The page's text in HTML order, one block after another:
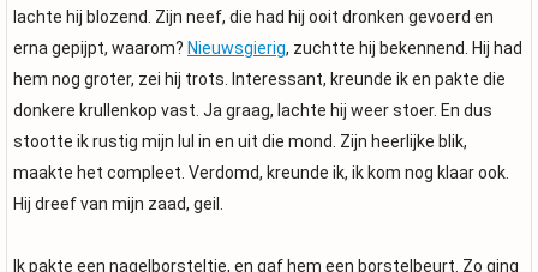
lachte hij blozend. Zijn neef, die had hij ooit dronken gevoerd en
erna gepijpt, waarom? Nieuwsgierig, zuchtte hij bekennend. Hij had
hem nog groter, zei hij trots. Interessant, kreunde ik en pakte die
donkere krullenkop vast. Ja graag, lachte hij weer stoer. En dus
stootte ik rustig mijn lul in en uit die mond. Zijn heerlijke blik,
maakte het compleet. Verdomd, kreunde ik, ik kom nog klaar ook.
Hij dreef van mijn zaad, geil.
Ik pakte een nagelborsteltje, en gaf hem een borstelbeurt. Zo ging